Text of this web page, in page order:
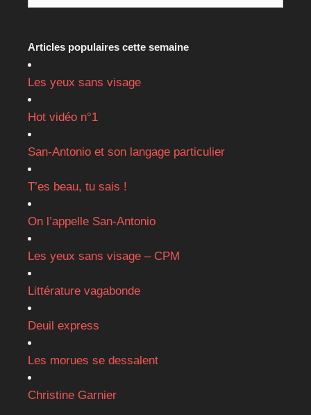
Articles populaires cette semaine
Les yeux sans visage
Hot vidéo n°1
San-Antonio et son langage particulier
T’es beau, tu sais !
On l’appelle San-Antonio
Les yeux sans visage – CPM
Littérature vagabonde
Deuil express
Les morues se dessalent
Christine Garnier